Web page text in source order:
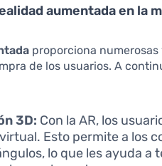
aumentada en la
proporciona
de los usuarios. A
3D: Con la AR, los
Esto permite a los
lo que les ayuda a